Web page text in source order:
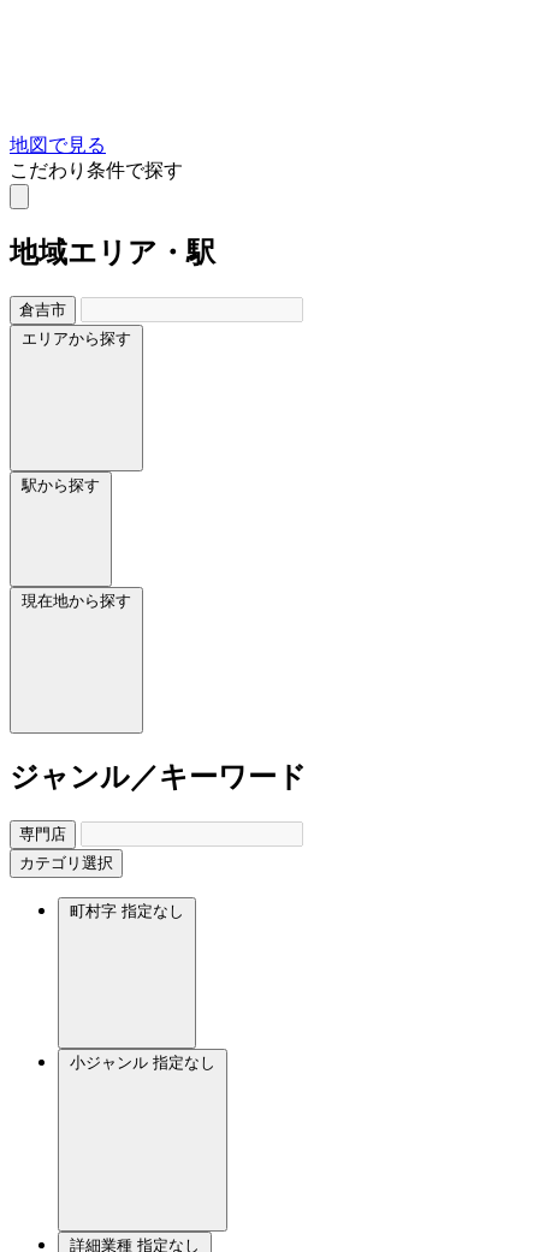
地図で見る
こだわり条件で探す
地域エリア・駅
倉吉市
エリアから探す
駅から探す
現在地から探す
ジャンル／キーワード
専門店
カテゴリ選択
町村字 指定なし
小ジャンル 指定なし
詳細業種 指定なし